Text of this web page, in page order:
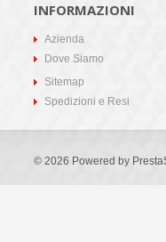
INFORMAZIONI
Azienda
Dove Siamo
Sitemap
Spedizioni e Resi
© 2026 Powered by